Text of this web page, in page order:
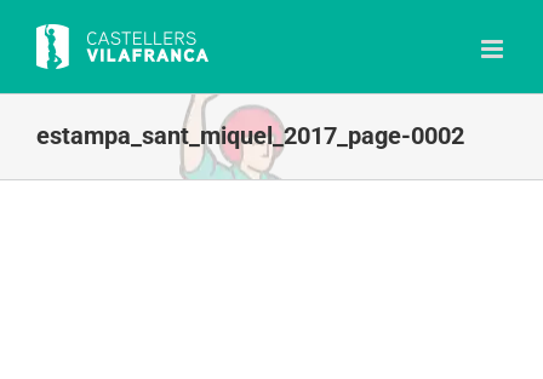
content
estampa_sant_miquel_2017_page-0002